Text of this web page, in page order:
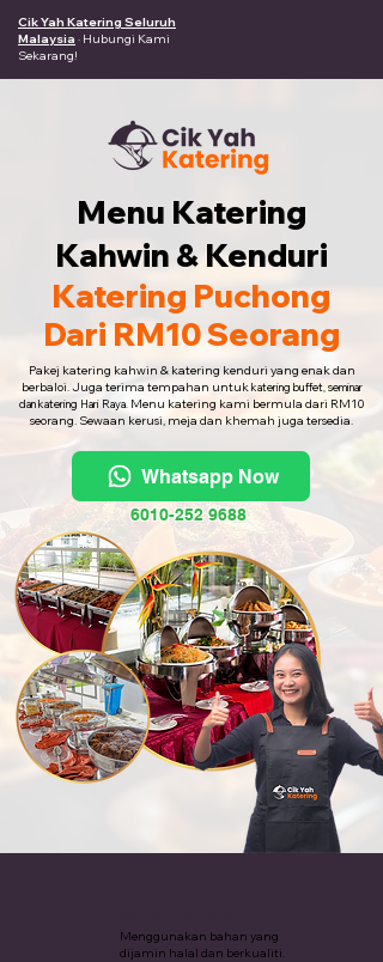
Cik Yah Katering Seluruh
Malaysia · Hubungi Kami
Sekarang!
Menu Katering
Kahwin & Kenduri
Katering Puchong
Dari RM10 Seorang
Pakej katering kahwin & katering kenduri yang enak dan
berbaloi. Juga terima tempahan untukkatering buffet, seminar
dan katering Hari Raya. Menu katering kami bermula dari RM10
seorang. Sewaan kerusi, meja dan khemah juga tersedia.
Whatsapp Now
6010-252 9688
Menggunakan bahan yang
dijamin halal dan berkualiti.